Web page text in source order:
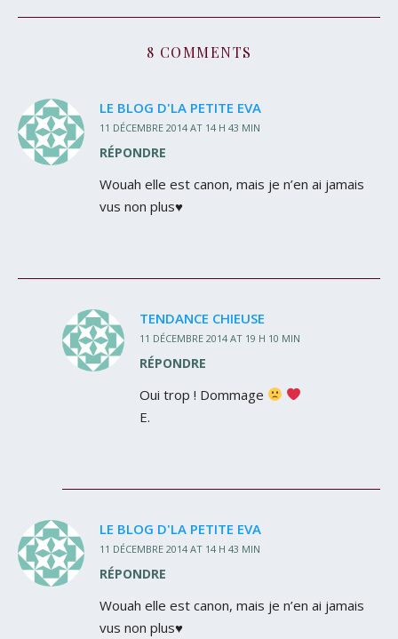
8 COMMENTS
LE BLOG D'LA PETITE EVA
11 DÉCEMBRE 2014 AT 14 H 43 MIN
RÉPONDRE
Wouah elle est canon, mais je n’en ai jamais
vus non plus♥
TENDANCE CHIEUSE
11 DÉCEMBRE 2014 AT 19 H 10 MIN
RÉPONDRE
Oui trop ! Dommage
E.
LE BLOG D'LA PETITE EVA
11 DÉCEMBRE 2014 AT 14 H 43 MIN
RÉPONDRE
Wouah elle est canon, mais je n’en ai jamais
vus non plus♥